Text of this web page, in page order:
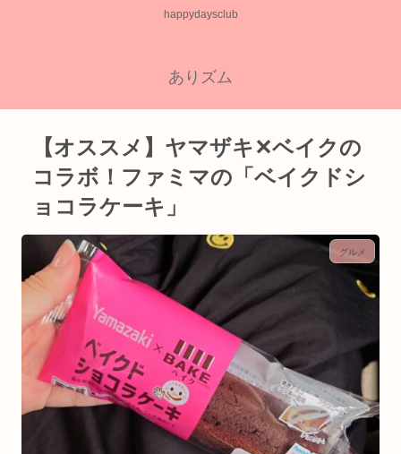
happydaysclub
ありズム
【オススメ】ヤマザキ✕ベイクの
コラボ！ファミマの「ベイクドシ
ョコラケーキ」
グルメ